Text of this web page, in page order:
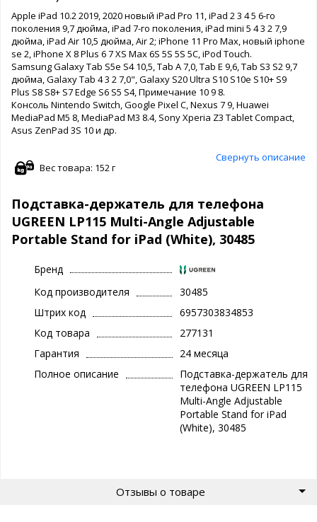
Apple iPad 10.2 2019, 2020 новый iPad Pro 11, iPad 2 3 4 5 6-го
поколения 9,7 дюйма, iPad 7-го поколения, iPad mini 5 4 3 2 7,9
дюйма, iPad Air 10,5 дюйма, Air 2; iPhone 11 Pro Max, новый iphone
se 2, iPhone X 8 Plus 6 7 XS Max 6S 5S 5S 5C, iPod Touch.
Samsung Galaxy Tab S5e S4 10,5, Tab A 7,0, Tab E 9,6, Tab S3 S2 9,7
дюйма, Galaxy Tab 4 3 2 7,0", Galaxy S20 Ultra S10 S10e S10+ S9
Plus S8 S8+ S7 Edge S6 S5 S4, Примечание 10 9 8.
Консоль Nintendo Switch, Google Pixel C, Nexus 7 9, Huawei
MediaPad M5 8, MediaPad M3 8.4, Sony Xperia Z3 Tablet Compact,
Asus ZenPad 3S 10 и др.
Свернуть описание
Вес товара: 152 г
Подставка-держатель для телефона
UGREEN LP115 Multi-Angle Adjustable
Portable Stand for iPad (White), 30485
Бренд
Код производителя
30485
Штрих код
6957303834853
Код товара
277131
Гарантия
24 месяца
Полное описание
Подставка-держатель для
телефона UGREEN LP115
Multi-Angle Adjustable
Portable Stand for iPad
(White), 30485
Отзывы о товаре